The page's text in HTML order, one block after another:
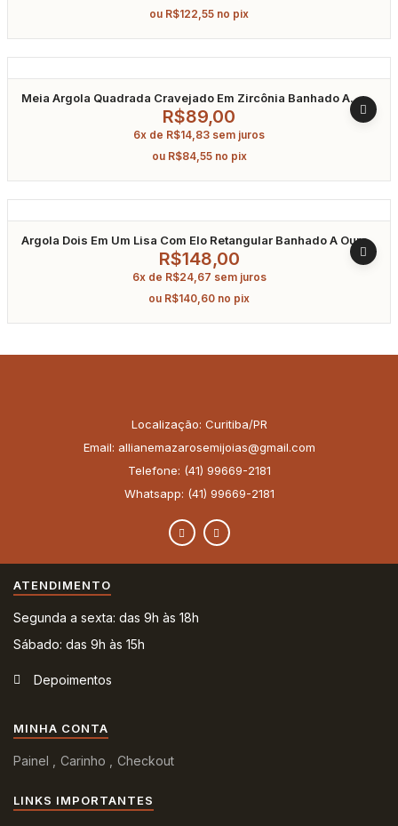
ou R$122,55 no pix
Meia Argola Quadrada Cravejado Em Zircônia Banhado A
R$89,00
6x de R$14,83 sem juros
ou R$84,55 no pix
Argola Dois Em Um Lisa Com Elo Retangular Banhado A Ouro
R$148,00
6x de R$24,67 sem juros
ou R$140,60 no pix
Localização: Curitiba/PR
Email: allianemazarosemijoias@gmail.com
Telefone: (41) 99669-2181
Whatsapp: (41) 99669-2181
ATENDIMENTO
Segunda a sexta: das 9h às 18h
Sábado: das 9h às 15h
Depoimentos
MINHA CONTA
Painel Carinho Checkout
LINKS IMPORTANTES